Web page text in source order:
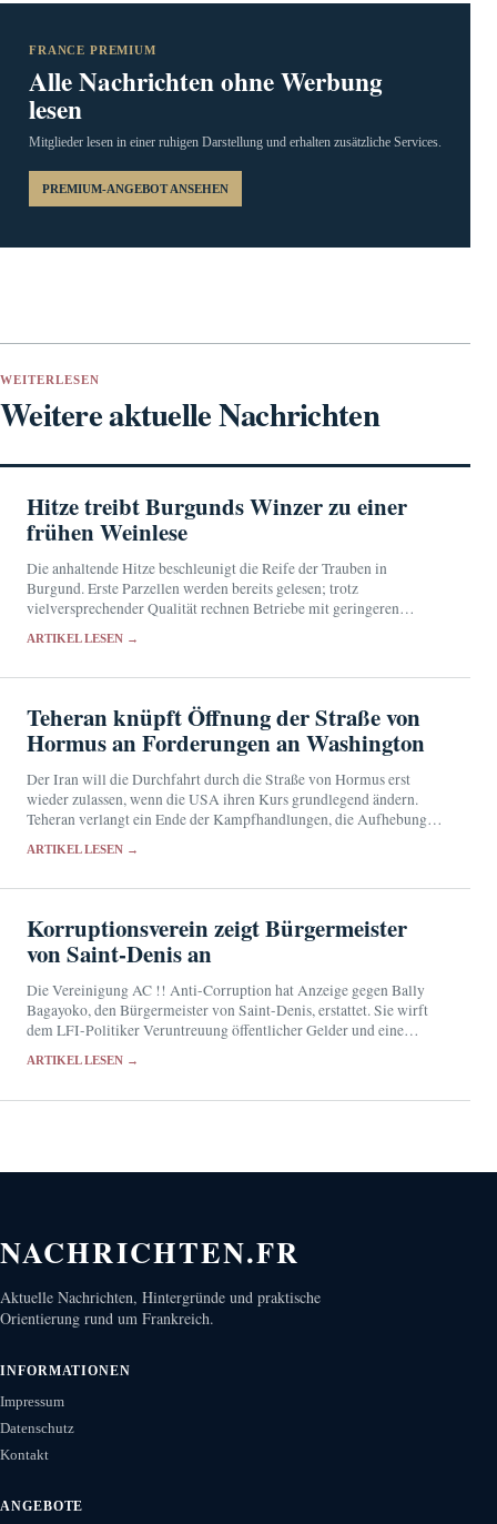
FRANCE PREMIUM
Alle Nachrichten ohne Werbung
lesen
Mitglieder lesen in einer ruhigen Darstellung und erhalten zusätzliche Services.
PREMIUM-ANGEBOT ANSEHEN
WEITERLESEN
Weitere aktuelle Nachrichten
Hitze treibt Burgunds Winzer zu einer
frühen Weinlese
Die anhaltende Hitze beschleunigt die Reife der Trauben in
Burgund. Erste Parzellen werden bereits gelesen; trotz
vielversprechender Qualität rechnen Betriebe mit geringeren
ARTIKEL LESEN →
Teheran knüpft Öffnung der Straße von
Hormus an Forderungen an Washington
Der Iran will die Durchfahrt durch die Straße von Hormus erst
wieder zulassen, wenn die USA ihren Kurs grundlegend ändern.
Teheran verlangt ein Ende der Kampfhandlungen, die Aufhebung
ARTIKEL LESEN →
Korruptionsverein zeigt Bürgermeister
von Saint-Denis an
Die Vereinigung AC !! Anti-Corruption hat Anzeige gegen Bally
Bagayoko, den Bürgermeister von Saint-Denis, erstattet. Sie wirft
dem LFI-Politiker Veruntreuung öffentlicher Gelder und eine
Anschuldigungen.
ARTIKEL LESEN →
NACHRICHTEN.FR
Aktuelle Nachrichten, Hintergründe und praktische
Orientierung rund um Frankreich.
INFORMATIONEN
Impressum
Datenschutz
Kontakt
ANGEBOTE